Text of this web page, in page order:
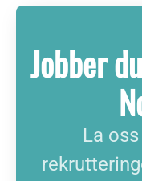
Jobber
La